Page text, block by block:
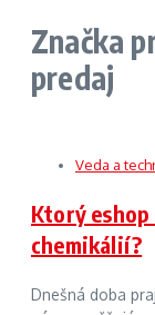
Značka
predaj
Veda a
Ktorý eshop
chemikálií?
Dnešná doba